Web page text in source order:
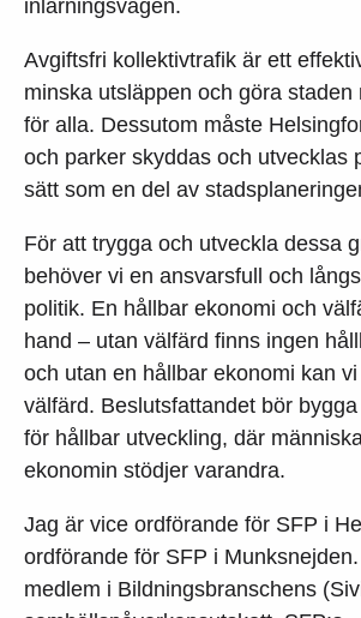
inlärningsvägen.
Avgiftsfri kollektivtrafik är ett
minska utsläppen och göra staden
för alla. Dessutom måste
och parker skyddas och utvecklas
sätt som en del av
För att trygga och utveckla dessa
behöver vi en ansvarsfull och
politik. En hållbar ekonomi och
hand – utan välfärd finns ingen
och utan en hållbar ekonomi kan
välfärd. Beslutsfattandet bör
för hållbar utveckling, där
ekonomin stödjer varandra.
Jag är vice ordförande för SFP i
ordförande för SFP i
medlem i Bildningsbranschens